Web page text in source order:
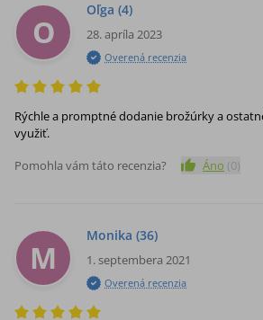
O
Oľga (4)
28. apríla 2023
Overená recenzia
Rýchle a promptné dodanie brožúrky a
využiť.
Pomohla vám táto recenzia?
Áno (0)
M
Monika (36)
1. septembera 2021
Overená recenzia